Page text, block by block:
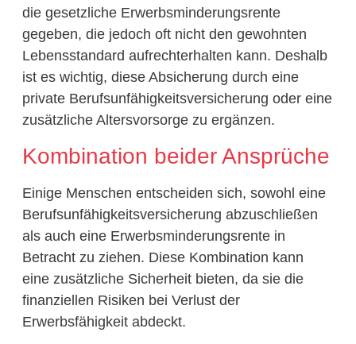
die gesetzliche Erwerbsminderungsrente
gegeben, die jedoch oft nicht den gewohnten
Lebensstandard aufrechterhalten kann. Deshalb
ist es wichtig, diese Absicherung durch eine
private Berufsunfähigkeitsversicherung oder eine
zusätzliche Altersvorsorge zu ergänzen.
Kombination beider Ansprüche
Einige Menschen entscheiden sich, sowohl eine
Berufsunfähigkeitsversicherung abzuschließen
als auch eine Erwerbsminderungsrente in
Betracht zu ziehen. Diese Kombination kann
eine zusätzliche Sicherheit bieten, da sie die
finanziellen Risiken bei Verlust der
Erwerbsfähigkeit abdeckt.